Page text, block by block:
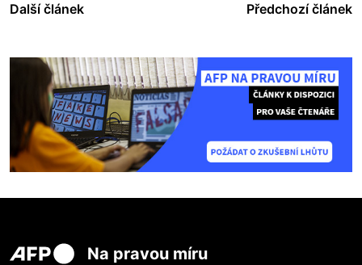
Další článek Předchozí článek
Na pravou míru